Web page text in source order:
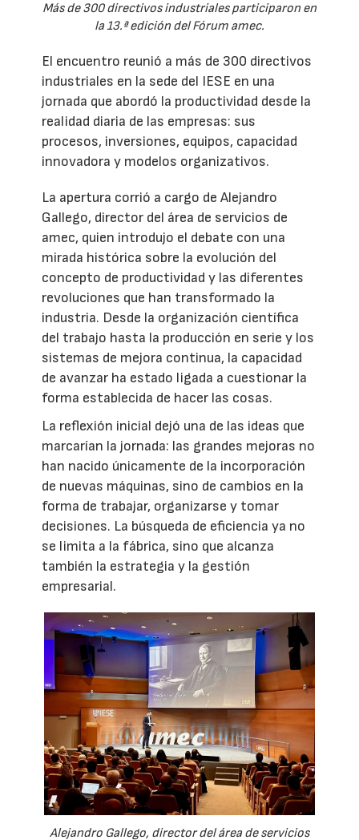
Más de 300 directivos industriales participaron en
la 13.ª edición del Fórum amec.
El encuentro reunió a más de 300 directivos
industriales en la sede del IESE en una
jornada que abordó la productividad desde la
realidad diaria de las empresas: sus
procesos, inversiones, equipos, capacidad
innovadora y modelos organizativos.
La apertura corrió a cargo de Alejandro
Gallego, director del área de servicios de
amec, quien introdujo el debate con una
mirada histórica sobre la evolución del
concepto de productividad y las diferentes
revoluciones que han transformado la
industria. Desde la organización científica
del trabajo hasta la producción en serie y los
sistemas de mejora continua, la capacidad
de avanzar ha estado ligada a cuestionar la
forma establecida de hacer las cosas.
La reflexión inicial dejó una de las ideas que
marcarían la jornada: las grandes mejoras no
han nacido únicamente de la incorporación
de nuevas máquinas, sino de cambios en la
forma de trabajar, organizarse y tomar
decisiones. La búsqueda de eficiencia ya no
se limita a la fábrica, sino que alcanza
también la estrategia y la gestión
empresarial.
Alejandro Gallego, director del área de servicios